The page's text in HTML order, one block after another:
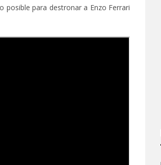
posible para destronar a Enzo Ferrari